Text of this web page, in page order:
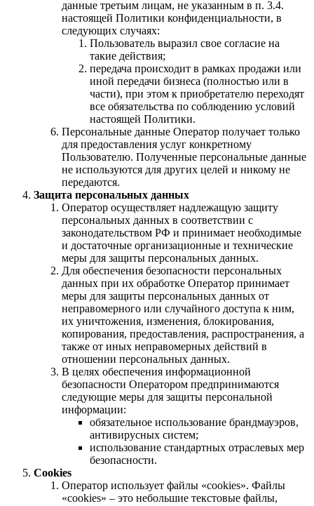
данные третьим лицам, не указанным в п. 3.4.
настоящей Политики конфиденциальности, в
следующих случаях:
Пользователь выразил свое согласие на
такие действия;
передача происходит в рамках продажи или
иной передачи бизнеса (полностью или в
части), при этом к приобретателю переходят
все обязательства по соблюдению условий
настоящей Политики.
Персональные данные Оператор получает только
для предоставления услуг конкретному
Пользователю. Полученные персональные данные
не используются для других целей и никому не
передаются.
Защита персональных данных
Оператор осуществляет надлежащую защиту
персональных данных в соответствии с
законодательством РФ и принимает необходимые
и достаточные организационные и технические
меры для защиты персональных данных.
Для обеспечения безопасности персональных
данных при их обработке Оператор принимает
меры для защиты персональных данных от
неправомерного или случайного доступа к ним,
их уничтожения, изменения, блокирования,
копирования, предоставления, распространения, а
также от иных неправомерных действий в
отношении персональных данных.
В целях обеспечения информационной
безопасности Оператором предпринимаются
следующие меры для защиты персональной
информации:
обязательное использование брандмауэров,
антивирусных систем;
использование стандартных отраслевых мер
безопасности.
Cookies
Оператор использует файлы «cookies». Файлы
«cookies» – это небольшие текстовые файлы,